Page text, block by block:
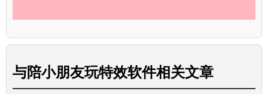
与陪小朋友玩特效软件相关文章